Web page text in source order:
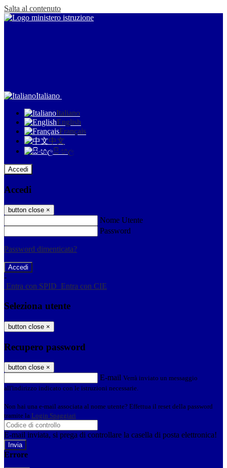
Salta al contenuto
Italiano
Italiano
English
Français
中文
සිංහල
Accedi
Accedi
button close ×
Nome Utente
Password
Password dimenticata?
-
Entra con SPID Entra con CIE
Seleziona utente
button close ×
Recupero password
button close ×
E-mail Verrà inviato un messaggio
all'indirizzo indicato con le istruzioni necessarie.
Non hai una e-mail associata al nome utente? Effettua il reset della password
tramite la Login Spaggiari
E-mail inviata, si prega di controllare la casella di posta elettronica!
Errore